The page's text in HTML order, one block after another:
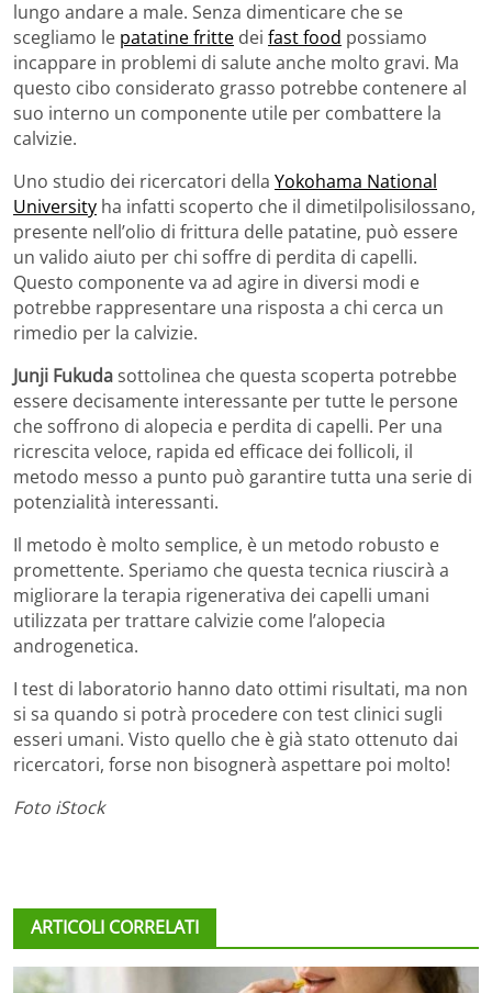
lungo andare a male. Senza dimenticare che se
scegliamo le patatine fritte dei fast food possiamo
incappare in problemi di salute anche molto gravi. Ma
questo cibo considerato grasso potrebbe contenere al
suo interno un componente utile per combattere la
calvizie.
Uno studio dei ricercatori della Yokohama National
University ha infatti scoperto che il dimetilpolisilossano,
presente nell’olio di frittura delle patatine, può essere
un valido aiuto per chi soffre di perdita di capelli.
Questo componente va ad agire in diversi modi e
potrebbe rappresentare una risposta a chi cerca un
rimedio per la calvizie.
Junji Fukudasottolinea che questa scoperta potrebbe
essere decisamente interessante per tutte le persone
che soffrono di alopecia e perdita di capelli. Per una
ricrescita veloce, rapida ed efficace dei follicoli, il
metodo messo a punto può garantire tutta una serie di
potenzialità interessanti.
Il metodo è molto semplice, è un metodo robusto e
promettente. Speriamo che questa tecnica riuscirà a
migliorare la terapia rigenerativa dei capelli umani
utilizzata per trattare calvizie come l’alopecia
androgenetica.
I test di laboratorio hanno dato ottimi risultati, ma non
si sa quando si potrà procedere con test clinici sugli
esseri umani. Visto quello che è già stato ottenuto dai
ricercatori, forse non bisognerà aspettare poi molto!
Foto iStock
ARTICOLI CORRELATI